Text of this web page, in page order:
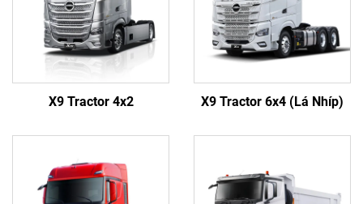
X9 Tractor 4x2 X9 Tractor 6x4 (Lá Nhíp)